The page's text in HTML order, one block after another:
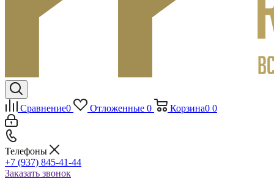
Сравнение0 Отложенные 0 Корзина0 0
Телефоны
+7 (937) 845-41-44
Заказать звонок